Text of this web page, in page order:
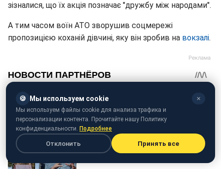
зізналися, що їх акція позначає "дружбу між народами".
А тим часом воїн АТО зворушив соцмережі
пропозицією коханій дівчині, яку він зробив на вокзалі.
🍪 Мы используем cookie ✕
Мы используем файлы cookie для анализа трафика и
персонализации контента. Прочитайте нашу Политику
конфиденциальности. Подробнее
Отклонить Принять все